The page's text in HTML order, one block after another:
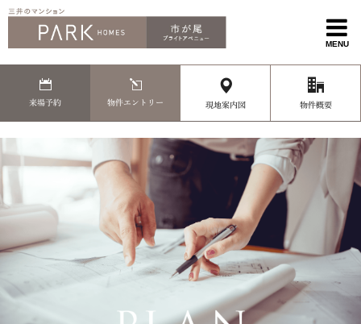
MENU
来場予約 物件エントリー 現地案内図 物件概要